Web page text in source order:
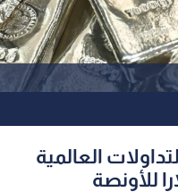
العالمية